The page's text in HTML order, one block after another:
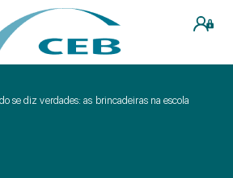
se diz verdades: as brincadeiras na escola